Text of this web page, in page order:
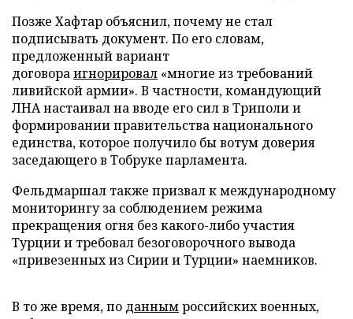
Позже Хафтар объяснил, почему не стал
подписывать документ. По его словам,
предложенный вариант
договораигнорировал «многие из требований
ливийской армии». В частности, командующий
ЛНА настаивал на вводе его сил в Триполи и
формировании правительства национального
единства, которое получило бы вотум доверия
заседающего в Тобруке парламента.
Фельдмаршал также призвал к международному
мониторингу за соблюдением режима
прекращения огня без какого-либо участия
Турции и требовал безоговорочного вывода
«привезенных из Сирии и Турции» наемников.
В то же время, по даннымроссийских военных,